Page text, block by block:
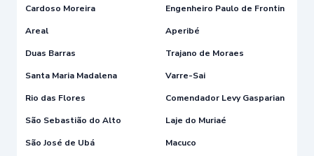
Cardoso Moreira
Engenheiro Paulo de Frontin
Areal
Aperibé
Duas Barras
Trajano de Moraes
Santa Maria Madalena
Varre-Sai
Rio das Flores
Comendador Levy Gasparian
São Sebastião do Alto
Laje do Muriaé
São José de Ubá
Macuco